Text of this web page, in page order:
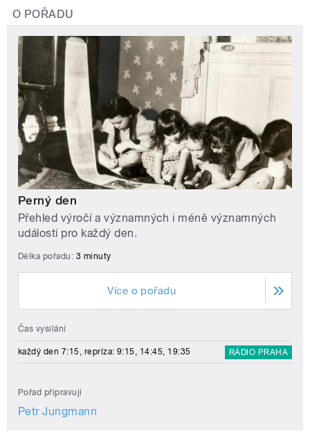
O POŘADU
Perný den
Přehled výročí a významných i méně významných
událostí pro každý den.
Délka pořadu: 3 minuty
Více o pořadu
Čas vysílání
každý den 7:15, repríza: 9:15, 14:45, 19:35 RÁDIO PRAHA
Pořad připravují
Petr Jungmann